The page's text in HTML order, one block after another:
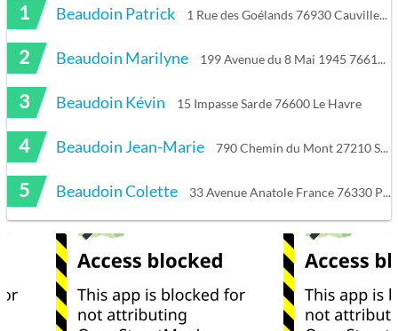
1 Beaudoin Patrick 1 Rue des Goélands 76930 Cauville-sur-Mer
2 Beaudoin Marilyne 199 Avenue du 8 Mai 1945 76610 Le Havre
3 Beaudoin Kévin 15 Impasse Sarde 76600 Le Havre
4 Beaudoin Jean-Marie 790 Chemin du Mont 27210 Saint-Maclou
5 Beaudoin Colette 33 Avenue Anatole France 76330 Port-Jérôme-sur-Seine